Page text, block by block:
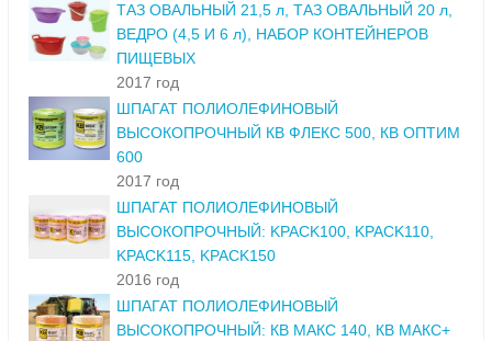
ТАЗ ОВАЛЬНЫЙ 21,5 л, ТАЗ ОВАЛЬНЫЙ 20 л,
ВЕДРО (4,5 И 6 л), НАБОР КОНТЕЙНЕРОВ
ПИЩЕВЫХ
2017 год
ШПАГАТ ПОЛИОЛЕФИНОВЫЙ
ВЫСОКОПРОЧНЫЙ КВ ФЛЕКС 500, КВ ОПТИМ
600
2017 год
ШПАГАТ ПОЛИОЛЕФИНОВЫЙ
ВЫСОКОПРОЧНЫЙ: KPACK100, KPACK110,
KPACK115, KPACK150
2016 год
ШПАГАТ ПОЛИОЛЕФИНОВЫЙ
ВЫСОКОПРОЧНЫЙ: КВ МАКС 140, КВ МАКС+